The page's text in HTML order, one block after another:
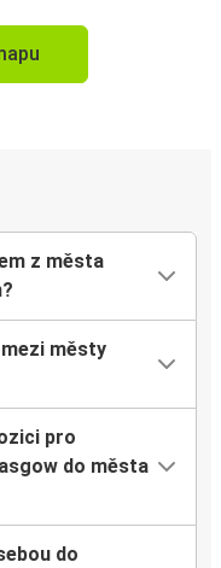
z města
městy
pro
do města
do